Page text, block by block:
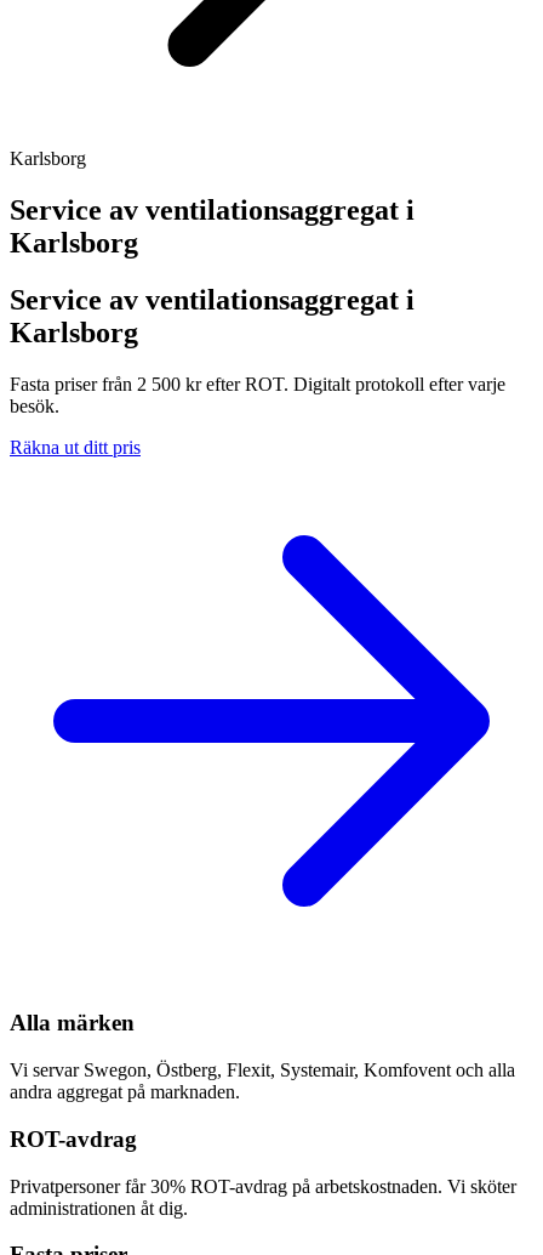
Karlsborg
Service av ventilationsaggregat i
Karlsborg
Service av ventilationsaggregat i
Karlsborg
Fasta priser från 2 500 kr efter ROT. Digitalt protokoll efter varje
besök.
Räkna ut ditt pris
Alla märken
Vi servar Swegon, Östberg, Flexit, Systemair, Komfovent och alla
andra aggregat på marknaden.
ROT-avdrag
Privatpersoner får 30% ROT-avdrag på arbetskostnaden. Vi sköter
administrationen åt dig.